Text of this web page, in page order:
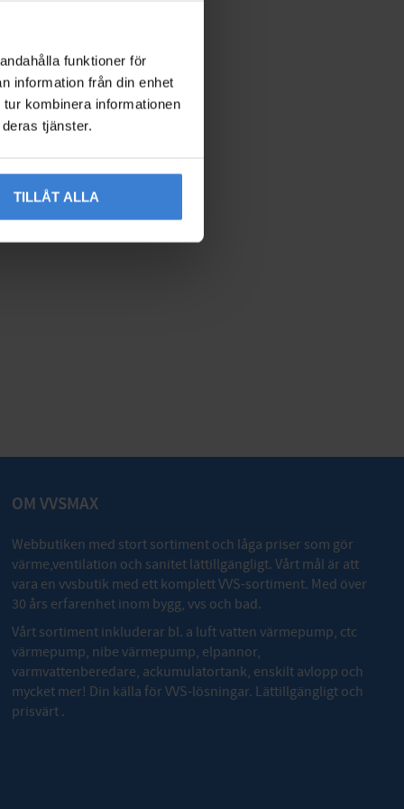
funktioner för
information från din enhet
kombinera informationen
tjänster.
TILLÅT ALLA
OM VVSMAX
Webbutiken med stort sortiment och låga priser som gör
värme,ventilation och sanitet lättillgängligt. Vårt mål är att
vara en vvsbutik med ett komplett VVS-sortiment. Med över
30 års erfarenhet inom bygg, vvs och bad.
Vårt sortiment inkluderar bl. a luft vatten värmepump, ctc
värmepump, nibe värmepump, elpannor,
varmvattenberedare, ackumulatortank, enskilt avlopp och
mycket mer! Din källa för VVS-lösningar. Lättillgängligt och
prisvärt .